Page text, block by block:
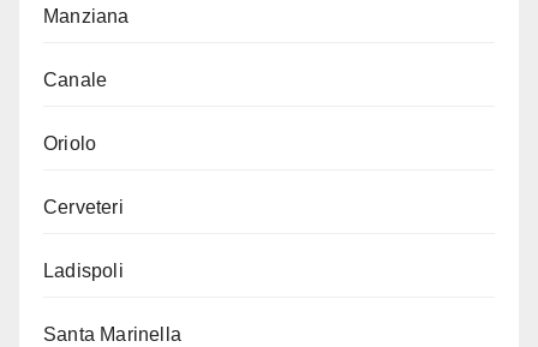
Manziana
Canale
Oriolo
Cerveteri
Ladispoli
Santa Marinella